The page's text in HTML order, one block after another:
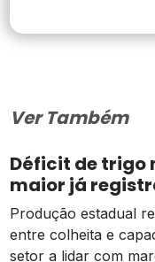
Ver Também
Déficit de trigo
maior já
Produção estadual
entre colheita e
setor a lidar com